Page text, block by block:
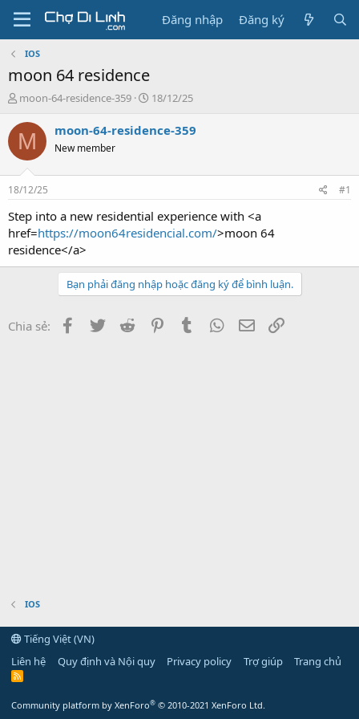
Đăng nhập Đăng ký
IOS
moon 64 residence
T
r
e
a
s
t
a
t
e
r
moon-64-residence-359
N
à
18/12/25
M moon-64-residence-359
New member
18/12/25 #1
Step into a new residential experience with <a
href=https://moon64residencial.com/>moon 64
residence</a>
Bạn phải đăng nhập hoặc đăng ký để bình luận.
Chia sẻ: Facebook
Twitter Reddit PinterestTumblr WhatsApp
Email
IOS
Tiếng Việt (VN)
Liên hệ
Quy định và Nội quy Privacy policy Trợ giúp Trang chủ
R
Community platform by XenForo® © 2010-2021 XenForo Ltd.